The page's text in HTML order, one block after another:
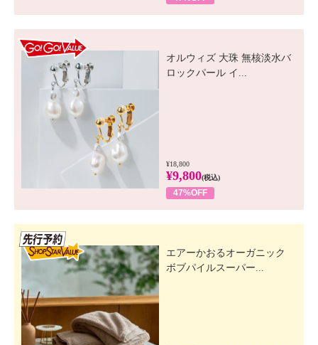
オルウィズ 大珠 無核淡水バ
ロックパール イ...
¥18,800
¥9,800(税込)
47%OFF
エアーかおるオーガニック
ボブパイルスーパー...